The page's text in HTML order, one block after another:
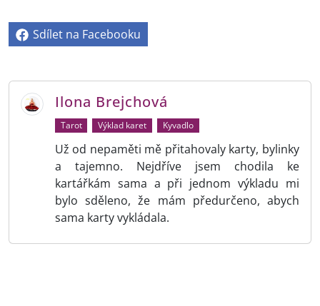
Sdílet na Facebooku
Ilona Brejchová
Tarot Výklad karet Kyvadlo
Už od nepaměti mě přitahovaly karty, bylinky
a tajemno. Nejdříve jsem chodila ke
kartářkám sama a při jednom výkladu mi
bylo sděleno, že mám předurčeno, abych
sama karty vykládala.